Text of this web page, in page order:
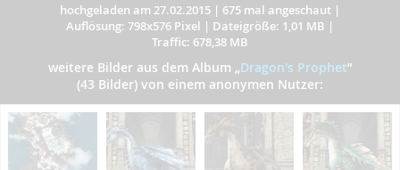
hochgeladen am 27.02.2015 | 675 mal angeschaut |
Auflösung: 798x576 Pixel | Dateigröße: 1,01 MB |
Traffic: 678,38 MB
weitere Bilder aus dem Album „Dragon's Prophet”
(43 Bilder) von einem anonymen Nutzer: